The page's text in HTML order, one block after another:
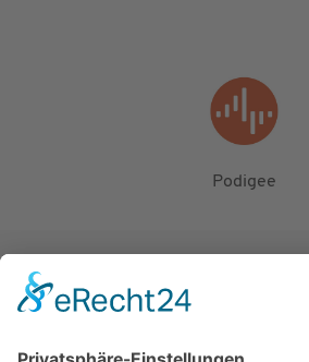
Podigee